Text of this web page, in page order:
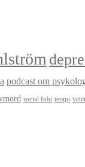
podcast om
social fobi terapi